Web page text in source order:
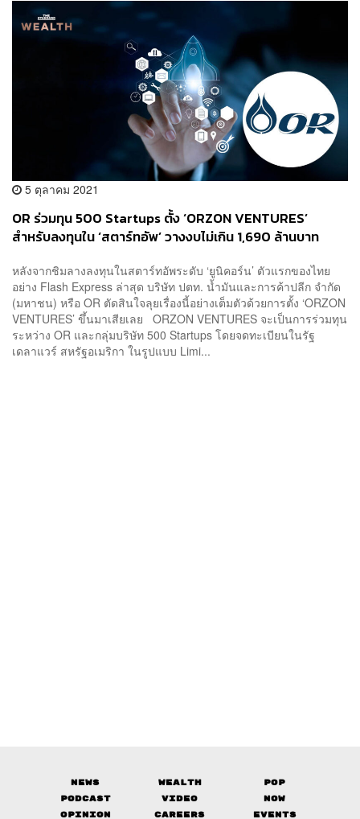
5 ตุลาคม 2021
OR ร่วมทุน 500 Startups ตั้ง ‘ORZON VENTURES’
สำหรับลงทุนใน ‘สตาร์ทอัพ’ วางงบไม่เกิน 1,690 ล้านบาท
หลังจากชิมลางลงทุนในสตาร์ทอัพระดับ ‘ยูนิคอร์น’ ตัวแรกของไทย
อย่าง Flash Express ล่าสุด บริษัท ปตท. น้ำมันและการค้าปลีก จำกัด
(มหาชน) หรือ OR ตัดสินใจลุยเรื่องนี้อย่างเต็มตัวด้วยการตั้ง ‘ORZON
VENTURES’ ขึ้นมาเสียเลย ORZON VENTURES จะเป็นการร่วมทุน
ระหว่าง OR และกลุ่มบริษัท 500 Startups โดยจดทะเบียนในรัฐ
เดลาแวร์ สหรัฐอเมริกา ในรูปแบบ Limi...
News Wealth
Pop
Podcast
Video
Now
Opinion
Careers Events